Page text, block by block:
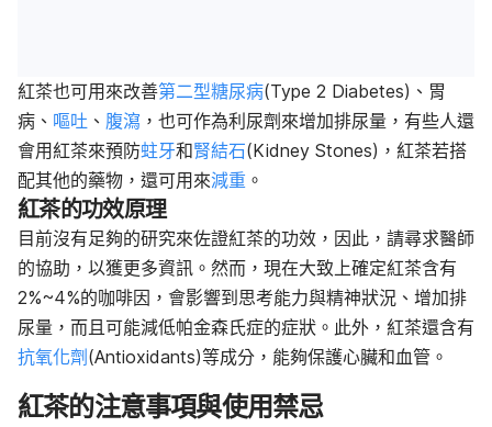
紅茶也可用來改善第二型糖尿病(Type 2 Diabetes)、胃
病、 嘔吐 、 腹瀉 ，也可作為利尿劑來增加排尿量，有些人還
會用紅茶來預防蛀牙和腎結石(Kidney Stones)，紅茶若搭
配其他的藥物，還可用來減重 。
紅茶的功效原理
目前沒有足夠的研究來佐證紅茶的功效，因此，請尋求醫師
的協助，以獲更多資訊。然而，現在大致上確定紅茶含有
2%~4%的咖啡因，會影響到思考能力與精神狀況、增加排
尿量，而且可能減低帕金森氏症的症狀。此外，紅茶還含有
抗氧化劑 (Antioxidants)等成分，能夠保護心臟和血管。
紅茶的注意事項與使用禁忌